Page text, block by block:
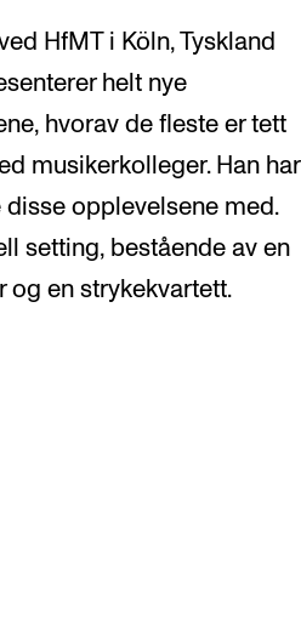
HfMT i Köln, Tyskland
helt nye
hvorav de fleste er tett
musikerkolleger. Han har
opplevelsene med.
setting, bestående av en
en strykekvartett.